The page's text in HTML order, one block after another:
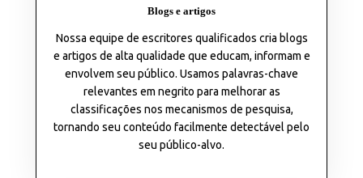
Blogs e artigos
Nossa equipe de escritores qualificados cria blogs
e artigos de alta qualidade que educam, informam e
envolvem seu público. Usamos palavras-chave
relevantes em negrito para melhorar as
classificações nos mecanismos de pesquisa,
tornando seu conteúdo facilmente detectável pelo
seu público-alvo.